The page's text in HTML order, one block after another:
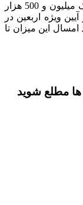
در ایام منتهی به اربعین سال گذشته بیش از یک میلیون و 500 هزار
ویژه اربعین در
این میزان تا
ها مطلع شوید